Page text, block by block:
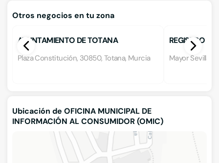
Otros negocios en tu zona
AYUNTAMIENTO DE TOTANA
Plaza Constitución, 30850, Totana, Murcia
REGISTRO
Mayor Sevilla
Ubicación de OFICINA MUNICIPAL DE
INFORMACIÓN AL CONSUMIDOR (OMIC)